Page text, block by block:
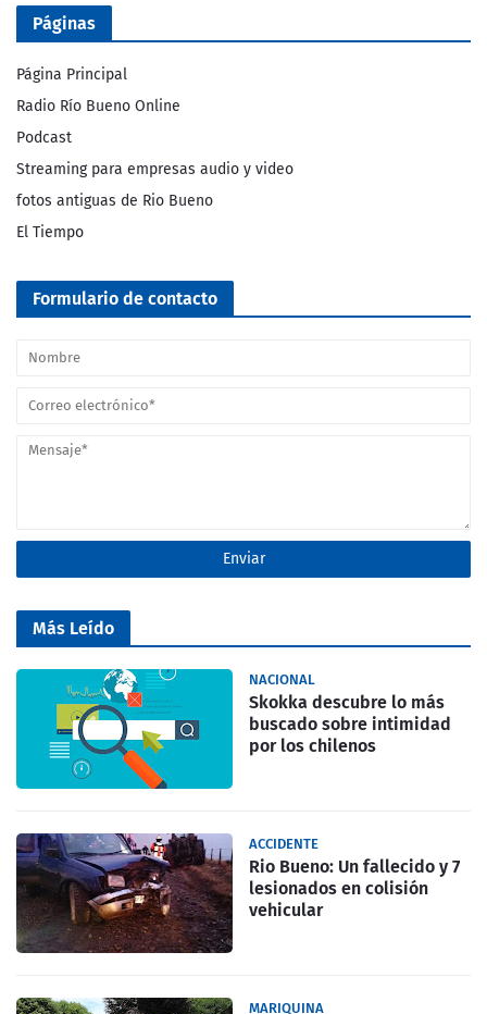
Páginas
Página Principal
Radio Río Bueno Online
Podcast
Streaming para empresas audio y video
fotos antiguas de Rio Bueno
El Tiempo
Formulario de contacto
Más Leído
NACIONAL
Skokka descubre lo más
buscado sobre intimidad
por los chilenos
ACCIDENTE
Rio Bueno: Un fallecido y 7
lesionados en colisión
vehicular
MARIQUINA